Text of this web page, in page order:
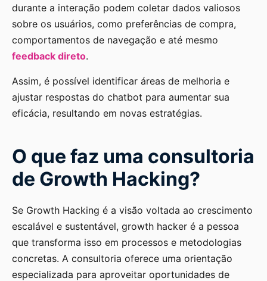
durante a interação podem coletar dados valiosos
sobre os usuários, como preferências de compra,
comportamentos de navegação e até mesmo
feedback direto.
Assim, é possível identificar áreas de melhoria e
ajustar respostas do chatbot para aumentar sua
eficácia, resultando em novas estratégias.
O que faz uma consultoria
de Growth Hacking?
Se Growth Hacking é a visão voltada ao crescimento
escalável e sustentável, growth hacker é a pessoa
que transforma isso em processos e metodologias
concretas. A consultoria oferece uma orientação
especializada para aproveitar oportunidades de